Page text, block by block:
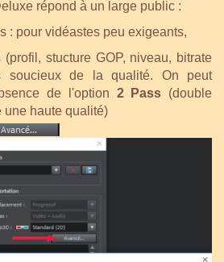
répond à un large public :
: pour vidéastes peu exigeants,
stucture GOP, niveau, bitrate
soucieux de la qualité. On peut
de l'option 2 Pass (double
une haute qualité)